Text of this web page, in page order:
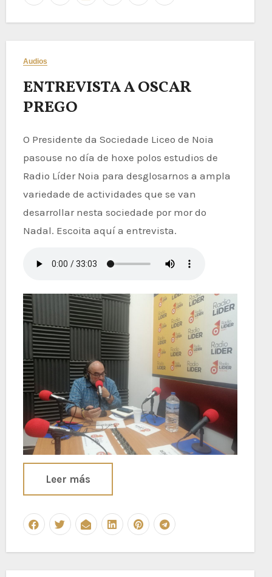
Audios
ENTREVISTA A OSCAR
PREGO
O Presidente da Sociedade Liceo de Noia
pasouse no día de hoxe polos estudios de
Radio Líder Noia para desglosarnos a ampla
variedade de actividades que se van
desarrollar nesta sociedade por mor do
Nadal. Escoita aquí a entrevista.
Leer más